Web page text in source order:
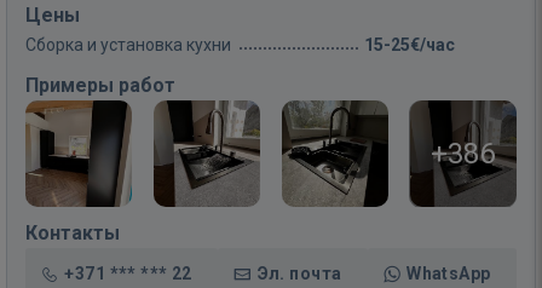
Цены
Сборка и установка кухни 15-25€/час
Примеры работ
+386
Контакты
+371 *** *** 22 Эл. почта WhatsApp